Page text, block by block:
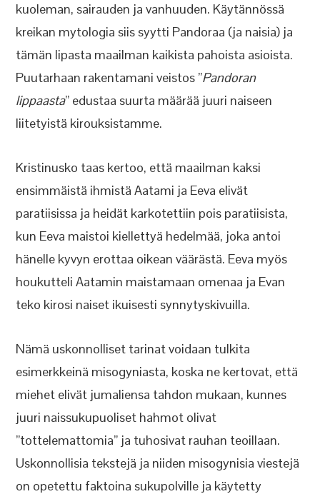
kuoleman, sairauden ja vanhuuden. Käytännössä
kreikan mytologia siis syytti Pandoraa (ja naisia) ja
tämän lipasta maailman kaikista pahoista asioista.
Puutarhaan rakentamani veistos ”Pandoran
lippaasta” edustaa suurta määrää juuri naiseen
liitetyistä kirouksistamme.
Kristinusko taas kertoo, että maailman kaksi
ensimmäistä ihmistä Aatami ja Eeva elivät
paratiisissa ja heidät karkotettiin pois paratiisista,
kun Eeva maistoi kiellettyä hedelmää, joka antoi
hänelle kyvyn erottaa oikean väärästä. Eeva myös
houkutteli Aatamin maistamaan omenaa ja Evan
teko kirosi naiset ikuisesti synnytyskivuilla.
Nämä uskonnolliset tarinat voidaan tulkita
esimerkkeinä misogyniasta, koska ne kertovat, että
miehet elivät jumaliensa tahdon mukaan, kunnes
juuri naissukupuoliset hahmot olivat
”tottelemattomia” ja tuhosivat rauhan teoillaan.
Uskonnollisia tekstejä ja niiden misogynisia viestejä
on opetettu faktoina sukupolville ja käytetty